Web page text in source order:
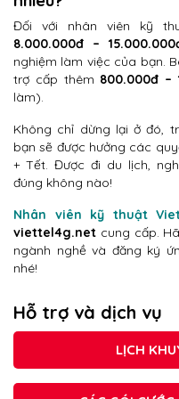
Đối với nhân viên kỹ
8.000.000đ –
nghiệm làm việc của bạn.
trợ cấp thêm 800.000đ –
làm).
Không chỉ dừng lại ở đó,
bạn sẽ được hưởng các
+ Tết. Được đi du lịch,
đúng không nào!
Nhân viên kỹ thuật
viettel4g.net cung cấp.
ngành nghề và đăng ký
nhé!
Hỗ trợ và dịch vụ
LỊCH